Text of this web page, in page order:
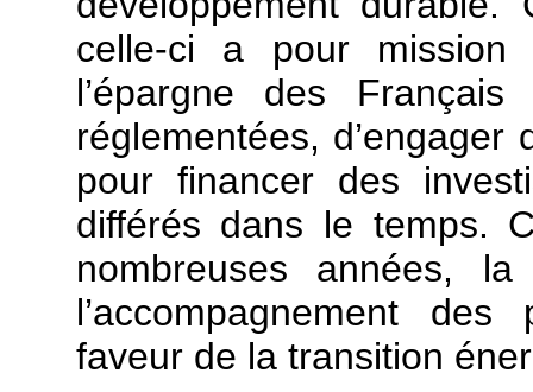
celle-ci a pour mission
l’épargne des
réglementées,
pour financer des
différés dans le temps.
nombreuses années,
l’accompagnement
faveur de la transition